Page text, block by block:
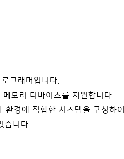
그래머입니다.
리 디바이스를 지원합니다.
경에 적합한 시스템을 구성하여
니다.